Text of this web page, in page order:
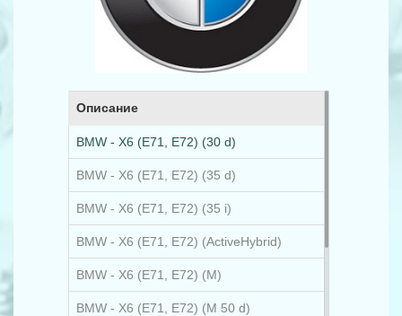
Описание
BMW - X6 (E71, E72) (30 d)
BMW - X6 (E71, E72) (35 d)
BMW - X6 (E71, E72) (35 i)
BMW - X6 (E71, E72) (ActiveHybrid)
BMW - X6 (E71, E72) (M)
BMW - X6 (E71, E72) (M 50 d)